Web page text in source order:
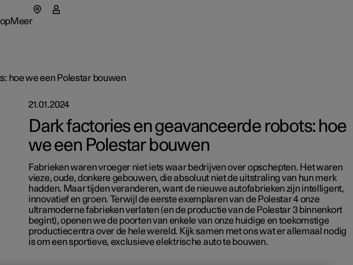
Meer
auto’s
owned Polestar 2
auto’s
owned Polestar 3
auto’s
owned Polestar 4
in een nieuw venster)
Fleet
Zo werkt het bestellen
Financieringsopties
Polestar
voor nieuwsbrief
hoe we een Polestar bouwen
21.01.2024
Dark factories en geavanceerde robots: hoe
we een Polestar bouwen
Fabrieken waren vroeger niet iets waar bedrijven over opschepten. Het waren
vieze, oude, donkere gebouwen, die absoluut niet de uitstraling van hun merk
hadden. Maar tijden veranderen, want de nieuwe autofabrieken zijn intelligent,
innovatief en groen. Terwijl de eerste exemplaren van de Polestar 4 onze
ultramoderne fabrieken verlaten (en de productie van de Polestar 3 binnenkort
begint), openen we de poorten van enkele van onze huidige en toekomstige
productiecentra over de hele wereld. Kijk samen met ons wat er allemaal nodig
is om een sportieve, exclusieve elektrische auto te bouwen.